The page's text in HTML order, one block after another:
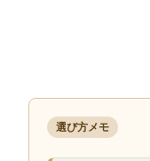
選び方メモ